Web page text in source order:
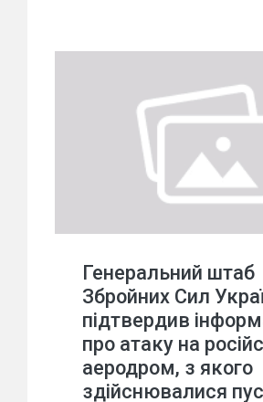
Генеральний штаб
Збройних Сил
підтвердив
про атаку на
аеродром, з якого
здійснювалися